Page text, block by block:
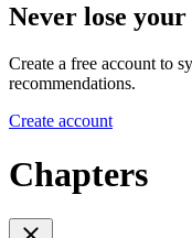
Never lose
Create a free account to
recommendations.
Create account
Chapters